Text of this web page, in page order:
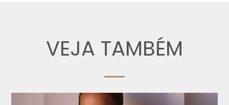
VEJA TAMBÉM